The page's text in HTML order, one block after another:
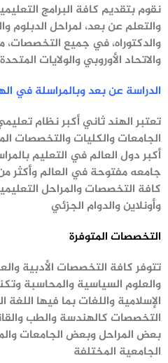
نقوم بتقديم كافة البرامج
والتعلم عن بعد، لمراحل الدبلوم
والدكتوراه، في جميع التخصصات،
والاتحاد الأوروبي والولايات
الدراسة عن بعد وبالمراسلة في
تعتبر الهند ثاني أكبر نظام
الجامعات والكليات والتخصصات
أكبر دول العالم في التعليم
كافة التخصصات والمراحل
وأونلاين والدوام الجزئي
التخصصات المتوفرة
تتوفر كافة التخصصات الأدبية
والعلوم السياسية والمحاسبة
الإسلامية واللغات بما فيها اللغة
التخصصات كالهندسة والطب
بعض المراحل وبعض الجامعات
الجامعية المختلفة